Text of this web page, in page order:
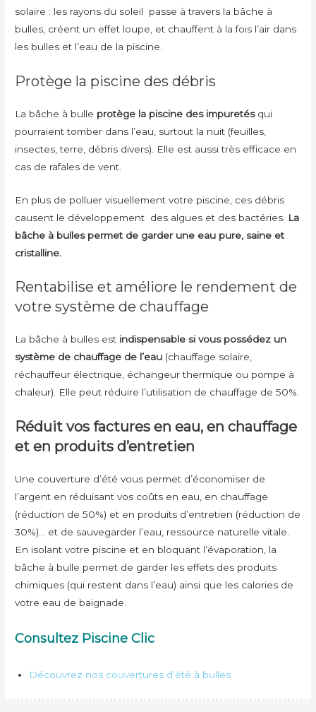
solaire : les rayons du soleil passe à travers la bâche à
bulles, créent un effet loupe, et chauffent à la fois l’air dans
les bulles et l’eau de la piscine.
Protège la piscine des débris
La bâche à bulle protège la piscine des impuretésqui
pourraient tomber dans l’eau, surtout la nuit (feuilles,
insectes, terre, débris divers). Elle est aussi très efficace en
cas de rafales de vent.
En plus de polluer visuellement votre piscine, ces débris
causent le développement des algues et des bactéries. La
bâche à bulles permet de garder une eau pure, saine et
cristalline.
Rentabilise et améliore le rendement de
votre système de chauffage
La bâche à bulles est indispensable si vous possédez un
système de chauffage de l’eau (chauffage solaire,
réchauffeur électrique, échangeur thermique ou pompe à
chaleur). Elle peut réduire l’utilisation de chauffage de 50%.
Réduit vos factures en eau, en chauffage
et en produits d’entretien
Une couverture d’été vous permet d’économiser de
l’argent en réduisant vos coûts en eau, en chauffage
(réduction de 50%) et en produits d’entretien (réduction de
30%)… et de sauvegarder l’eau, ressource naturelle vitale.
En isolant votre piscine et en bloquant l’évaporation, la
bâche à bulle permet de garder les effets des produits
chimiques (qui restent dans l’eau) ainsi que les calories de
votre eau de baignade.
Consultez Piscine Clic
Découvrez nos couvertures d’été à bulles